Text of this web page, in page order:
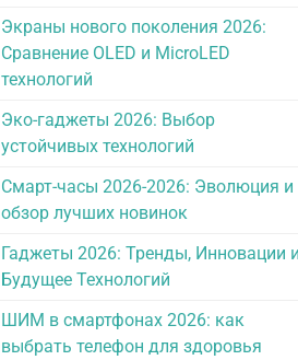
Экраны нового поколения 2026:
Сравнение OLED и MicroLED
технологий
Эко-гаджеты 2026: Выбор
устойчивых технологий
Смарт-часы 2026-2026: Эволюция и
обзор лучших новинок
Гаджеты 2026: Тренды, Инновации и
Будущее Технологий
ШИМ в смартфонах 2026: как
выбрать телефон для здоровья